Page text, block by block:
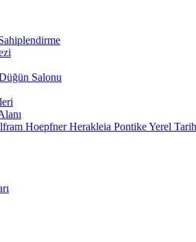
Salonu
Hoepfner Herakleia Pontike Yerel